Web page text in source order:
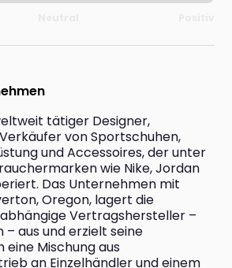
tätiger Designer,
von Sportschuhen,
und Accessoires, der unter
wie Nike, Jordan
Das Unternehmen mit
Oregon, lagert die
Vertragshersteller –
– aus und erzielt seine
eine Mischung aus
an Einzelhändler und einem